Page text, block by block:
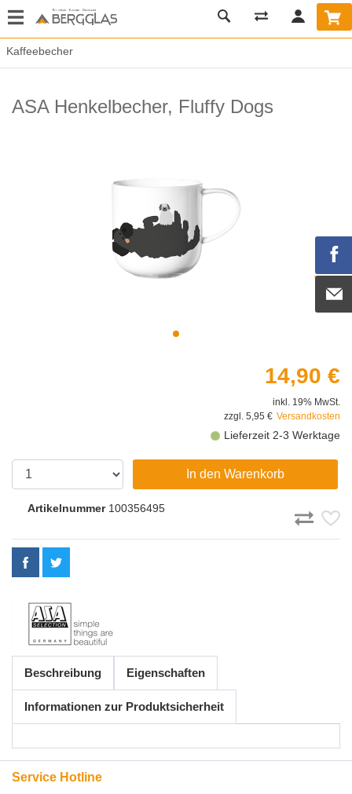
Kaffeebecher
ASA Henkelbecher, Fluffy Dogs
14,90 €
inkl. 19% MwSt.
zzgl. 5,95 € Versandkosten
Lieferzeit 2-3 Werktage
In den Warenkorb
Artikelnummer100356495
Beschreibung Eigenschaften
Informationen zur Produktsicherheit
Service Hotline